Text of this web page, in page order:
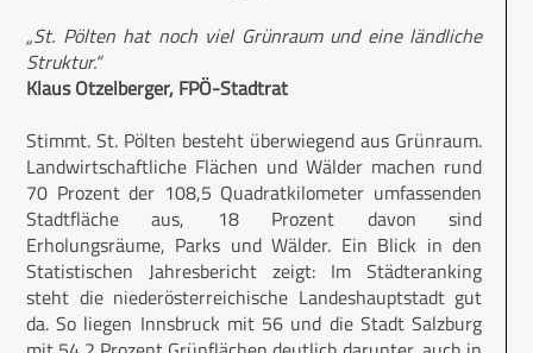
„St. Pölten hat noch viel Grünraum und eine ländliche
Struktur.“
Klaus Otzelberger, FPÖ-Stadtrat
Stimmt. St. Pölten besteht überwiegend aus Grünraum.
Landwirtschaftliche Flächen und Wälder machen rund
70 Prozent der 108,5 Quadratkilometer umfassenden
Stadtfläche aus, 18 Prozent davon sind
Erholungsräume, Parks und Wälder. Ein Blick in den
Statistischen Jahresbericht zeigt: Im Städteranking
steht die niederösterreichische Landeshauptstadt gut
da. So liegen Innsbruck mit 56 und die Stadt Salzburg